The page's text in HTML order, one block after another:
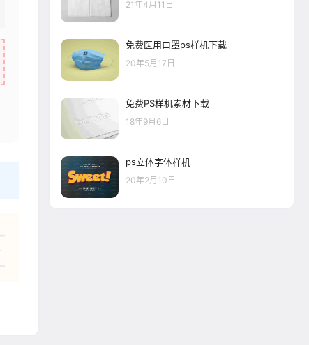
21年4月11日
免费医用口罩ps样机下载
20年5月17日
免费PS样机素材下载
18年9月6日
ps立体字体样机
20年2月10日